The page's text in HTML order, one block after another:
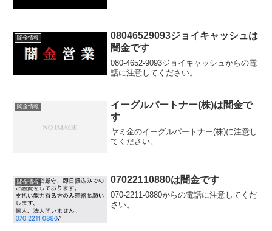
闇金情報
08046529093ジョイキャッシュは
闇金です
080-4652-9093ジョイキャッシュからの電
話に注意してください。
闇金情報
イーグルパートナー(株)は闇金で
す
ヤミ金のイーグルパートナー(株)に注意し
てください。
闇金情報 07022110880は闇金です
070-2211-0880からの電話に注意してくだ
さい。